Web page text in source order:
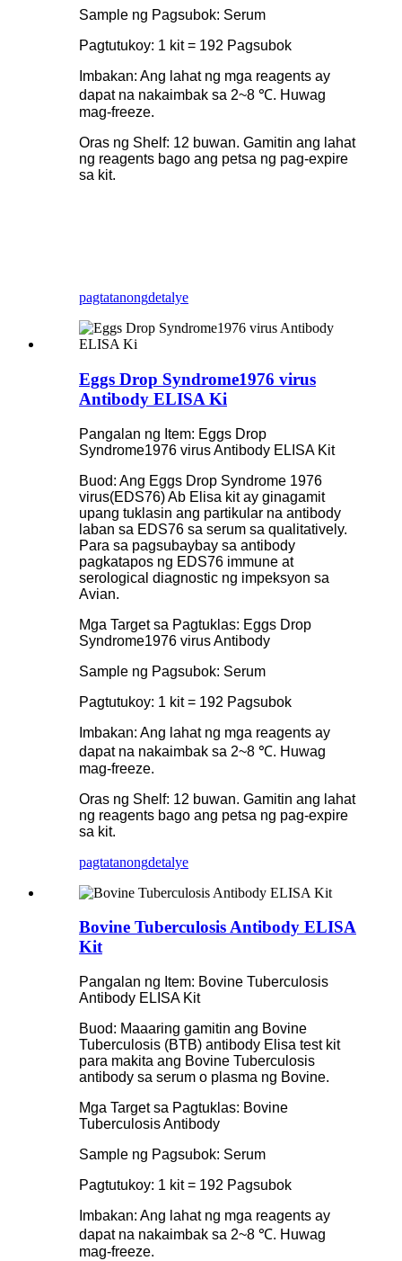
Sample ng Pagsubok: Serum
Pagtutukoy: 1 kit = 192 Pagsubok
Imbakan: Ang lahat ng mga reagents ay
dapat na nakaimbak sa 2~8 ℃. Huwag
mag-freeze.
Oras ng Shelf: 12 buwan. Gamitin ang lahat
ng reagents bago ang petsa ng pag-expire
sa kit.
pagtatanongdetalye
Eggs Drop Syndrome1976 virus
Antibody ELISA Ki
Pangalan ng Item: Eggs Drop
Syndrome1976 virus Antibody ELISA Kit
Buod: Ang Eggs Drop Syndrome 1976
virus(EDS76) Ab Elisa kit ay ginagamit
upang tuklasin ang partikular na antibody
laban sa EDS76 sa serum sa qualitatively.
Para sa pagsubaybay sa antibody
pagkatapos ng EDS76 immune at
serological diagnostic ng impeksyon sa
Avian.
Mga Target sa Pagtuklas: Eggs Drop
Syndrome1976 virus Antibody
Sample ng Pagsubok: Serum
Pagtutukoy: 1 kit = 192 Pagsubok
Imbakan: Ang lahat ng mga reagents ay
dapat na nakaimbak sa 2~8 ℃. Huwag
mag-freeze.
Oras ng Shelf: 12 buwan. Gamitin ang lahat
ng reagents bago ang petsa ng pag-expire
sa kit.
pagtatanongdetalye
Bovine Tuberculosis Antibody ELISA
Kit
Pangalan ng Item: Bovine Tuberculosis
Antibody ELISA Kit
Buod: Maaaring gamitin ang Bovine
Tuberculosis (BTB) antibody Elisa test kit
para makita ang Bovine Tuberculosis
antibody sa serum o plasma ng Bovine.
Mga Target sa Pagtuklas: Bovine
Tuberculosis Antibody
Sample ng Pagsubok: Serum
Pagtutukoy: 1 kit = 192 Pagsubok
Imbakan: Ang lahat ng mga reagents ay
dapat na nakaimbak sa 2~8 ℃. Huwag
mag-freeze.